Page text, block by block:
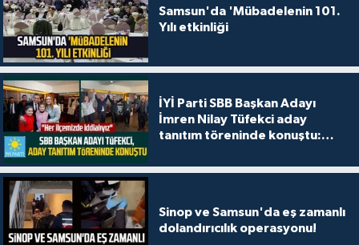
Samsun'da 'Mübadelenin 101.
Yılı etkinliği
İYİ Parti SBB Başkan Adayı
İmren Nilay Tüfekci aday
tanıtım töreninde konuştu:
Sinop ve Samsun'da eş zamanlı
dolandırıcılık operasyonu!